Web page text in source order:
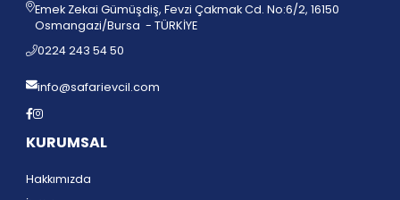
Emek Zekai Gümüşdiş, Fevzi Çakmak Cd. No:6/2, 16150
Osmangazi/Bursa - TÜRKİYE
0224 243 54 50
info@safarievcil.com
KURUMSAL
Hakkımızda